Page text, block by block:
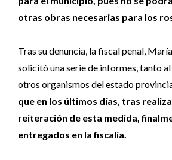
otras obras necesarias para los
Tras su denuncia, la fiscal penal,
solicitó una serie de informes, tanto
otros organismos del estado
que en los últimos días, tras
reiteración de esta medida,
entregados en la fiscalía.